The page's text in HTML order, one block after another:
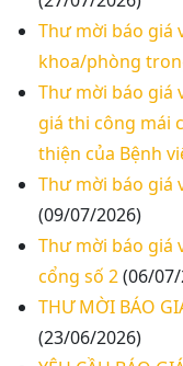
Thư mời báo giá
khoa/phòng
Thư mời báo giá
giá thi công mái
thiện của Bệnh
Thư mời báo giá
(09/07/2026)
Thư mời báo giá
cổng số 2(06/
THƯ MỜI BÁO
(23/06/2026)